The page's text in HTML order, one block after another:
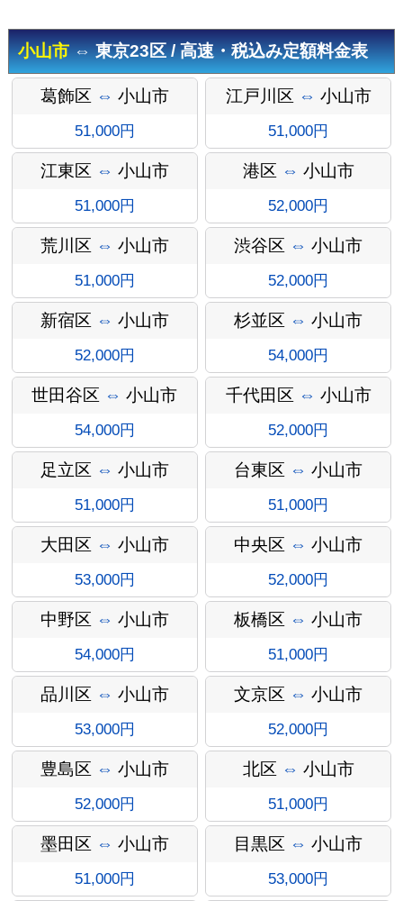
金
オプショ
ン料金
インフォ
メーショ
小山市⇔ 東京23区 / 高速・税込み定額料金表
葛飾区 ⇔ 小山市
51,000円
江戸川区 ⇔ 小山市
51,000円
江東区 ⇔ 小山市
51,000円
港区 ⇔ 小山市
52,000円
荒川区 ⇔ 小山市
51,000円
渋谷区 ⇔ 小山市
52,000円
新宿区 ⇔ 小山市
52,000円
杉並区 ⇔ 小山市
54,000円
世田谷区 ⇔ 小山市
54,000円
千代田区 ⇔ 小山市
52,000円
足立区 ⇔ 小山市
51,000円
台東区 ⇔ 小山市
51,000円
大田区 ⇔ 小山市
53,000円
中央区 ⇔ 小山市
52,000円
中野区 ⇔ 小山市
54,000円
板橋区 ⇔ 小山市
51,000円
品川区 ⇔ 小山市
53,000円
文京区 ⇔ 小山市
52,000円
豊島区 ⇔ 小山市
52,000円
北区 ⇔ 小山市
51,000円
墨田区 ⇔ 小山市
51,000円
目黒区 ⇔ 小山市
53,000円